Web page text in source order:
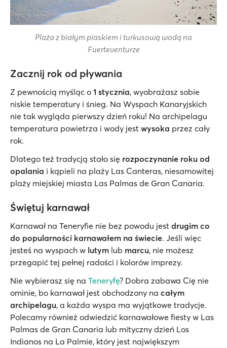
Plaża z białym piaskiem i turkusową wodą na
Fuerteventurze
Zacznij rok od pływania
Z pewnością myśląc o 1 stycznia, wyobrażasz sobie
niskie temperatury i śnieg. Na Wyspach Kanaryjskich
nie tak wygląda pierwszy dzień roku! Na archipelagu
temperatura powietrza i wody jest wysoka przez cały
rok.
Dlatego też tradycją stało się rozpoczynanie roku od
opalania i kąpieli na plaży Las Canteras, niesamowitej
plaży miejskiej miasta Las Palmas de Gran Canaria.
Świętuj karnawał
Karnawał na Teneryfie nie bez powodu jest drugim co
do popularności karnawałem na świecie. Jeśli więc
jesteś na wyspach w lutym lub marcu, nie możesz
przegapić tej pełnej radości i kolorów imprezy.
Nie wybierasz się na Teneryfę? Dobra zabawa Cię nie
ominie, bo karnawał jest obchodzony na całym
archipelagu, a każda wyspa ma wyjątkowe tradycje.
Polecamy również odwiedzić karnawałowe fiesty w Las
Palmas de Gran Canaria lub mityczny dzień Los
Indianos na La Palmie, który jest największym